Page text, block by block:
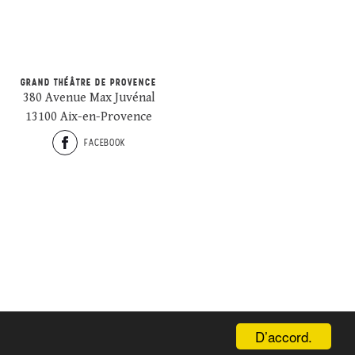
D’accord.
GRAND THÉÂTRE DE PROVENCE
380 Avenue Max Juvénal
13100 Aix-en-Provence
FACEBOOK